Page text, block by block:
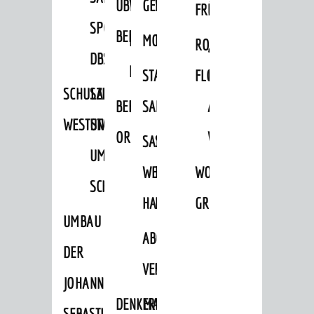
SPORTHALLE
DBS
SCHULZENTRUM
WESTSTADT
SANIERUNG-
UND
UMBAUMASSNAHME S
CHLOSS
UMBAU
DER
JOHANN-
ÜBER
BEBAUUNGSPLÄNE
VERFAHREN
BEBAUUNGSPLÄNE
KERNSTADT
BEBAUUNGSPLÄNE
ORTSTEILE
EINZELHANDELSKONZEPT
MOBILFUNKKONZEPT
LÄRMAKTIONSPLAN
STADTERNEUERUNG/-
SANIERUNG
SANIERUNG
WESTLICH
HAUPTBAHNHOF
SANIERUNGSGEBIET
HILDEBRANDSCHE
MÜHLE
ABGESCHLOSSENE
VERFAHREN
DENKMALSCHUTZ
ERHALTUNGSSATZUNGEN
FRÜHLING
HERBST
RODENSTEINER
FLOHMARKT
„WOINEM
LIVE“
AM
WINDECKPLATZ
WOCHENMARKT
GROOVE